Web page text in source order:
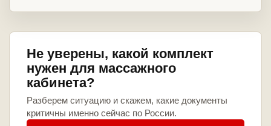
Не уверены, какой комплект
нужен для массажного
кабинета?
Разберем ситуацию и скажем, какие документы
критичны именно сейчас по России.